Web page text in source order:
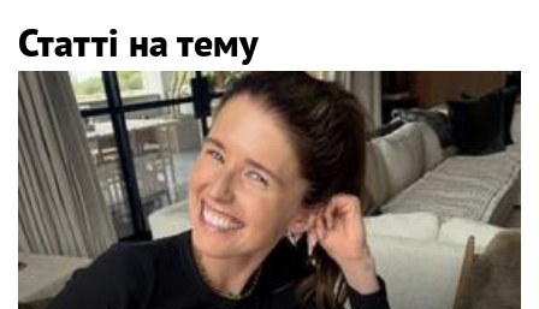
Статті на тему